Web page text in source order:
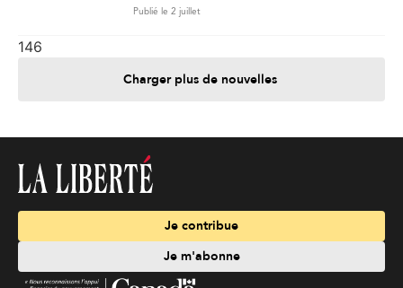
Publié le 2 juillet
146
Charger plus de nouvelles
Je contribue
Je m'abonne